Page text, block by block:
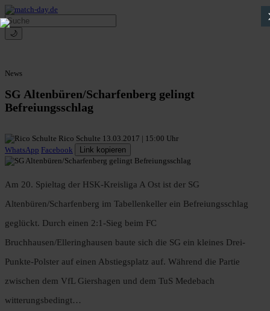
🌙
News
SG Altenbüren/Scharfenberg gelingt
Befreiungsschlag
Rico Schulte 13.03.2017 | 15:00 Uhr
WhatsApp Facebook Link kopieren
Am 20. Spieltag der HSK-Kreisliga A Ost ist der SG
Altenbüren/Scharfenberg im Tabellenkeller ein Befreiungsschlag
geglückt. Durch einen 2:1-Sieg beim FC
Bruchhausen/Elleringhausen baute sich die SG ein kleines Drei-
Punkte-Polster auf einen Abstiegsplatz auf. Während die Partie
zwischen dem VfL Giershagen und dem TuS Medebach
witterungsbedingt…